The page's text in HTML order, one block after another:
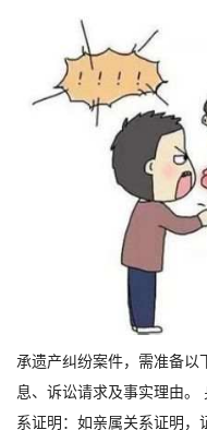
承遗产纠纷案件，需准备
息、诉讼请求及事实理由。
系证明：如亲属关系证明